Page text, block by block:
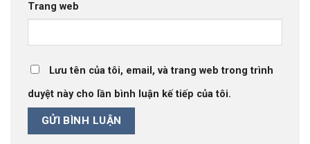
Trang web
Lưu tên của tôi, email, và trang web trong trình
duyệt này cho lần bình luận kế tiếp của tôi.